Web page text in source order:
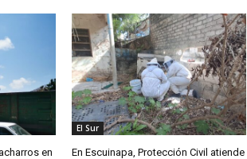
en
El Sur
En Escuinapa, Protección Civil atiende